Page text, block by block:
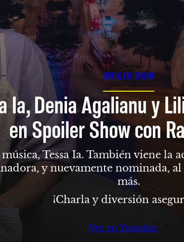
SPOILER SHOW
Ia, Denia Agalianu y
en Spoiler Show con
Tessa Ia. También viene
y nuevamente nominada,
más.
¡Charla y diversión
Ver en Youtube